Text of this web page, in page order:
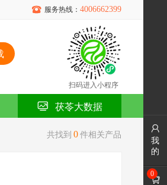
 服务热线： 4006662399
扫码进入小程序
茯苓大数据
共找到 0 件相关产品

我
的

0